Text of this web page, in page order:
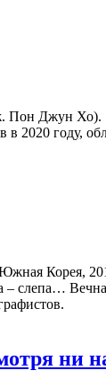
Пон Джун Хо).
2020 году,
Корея,
слепа…
ни